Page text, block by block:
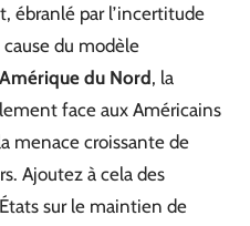
ébranlé par l’incertitude
du modèle
Amérique du Nord, la
face aux Américains
menace croissante de
Ajoutez à cela des
sur le maintien de